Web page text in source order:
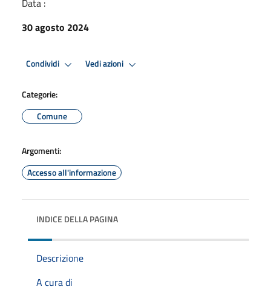
30 agosto 2024
Condividi Vedi azioni
Categorie:
Comune
Argomenti:
Accesso all'informazione
INDICE DELLA PAGINA
Descrizione
A cura di